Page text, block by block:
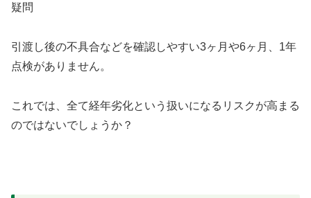
疑問
引渡し後の不具合などを確認しやすい3ヶ月や6ヶ月、1年
点検がありません。
これでは、全て経年劣化という扱いになるリスクが高まる
のではないでしょうか？